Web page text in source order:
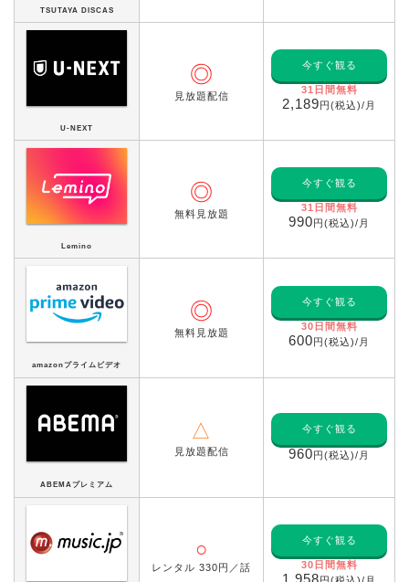
TSUTAYA DISCAS
U-NEXT
◎
見放題配信
今すぐ観る
31日間無料
2,189円(税込)/月
Lemino
◎
無料見放題
今すぐ観る
31日間無料
990円(税込)/月
amazonプライムビデオ
◎
無料見放題
今すぐ観る
30日間無料
600円(税込)/月
ABEMAプレミアム
△
見放題配信
今すぐ観る
960円(税込)/月
○
レンタル 330円／話
今すぐ観る
30日間無料